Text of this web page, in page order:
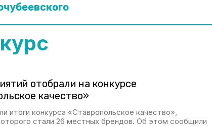
отобрали на конкурсе
качество»
итоги конкурса «Ставропольское качество»,
стали 26 местных брендов. Об этом сообщили